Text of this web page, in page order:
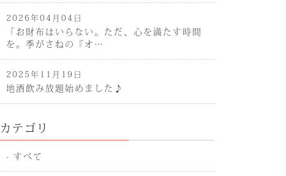
2026年04月04日
「お財布はいらない。ただ、心を満たす時間
を。季がさねの『オ…
2025年11月19日
地酒飲み放題始めました♪
カテゴリ
- すべて